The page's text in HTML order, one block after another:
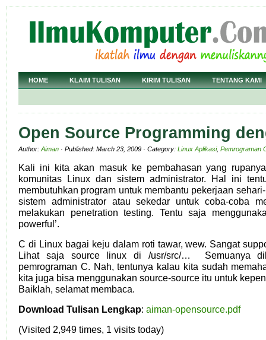
HOME KLAIM TULISAN KIRIM TULISAN TENTANG KAMI
Open Source Programming
Author: Aiman · Published: March 23, 2009 · Category: Linux Aplikasi, Pemrograman
Kali ini kita akan masuk ke pembahasan yang
komunitas Linux dan sistem administrator. Hal ini
membutuhkan program untuk membantu pekerjaan
sistem administrator atau sekedar untuk coba-coba
melakukan penetration testing. Tentu saja
powerful’.
C di Linux bagai keju dalam roti tawar, wew. Sangat
Lihat saja source linux di /usr/src/… Semuanya
pemrograman C. Nah, tentunya kalau kita sudah
kita juga bisa menggunakan source-source itu untuk
Baiklah, selamat membaca.
Download Tulisan Lengkap: aiman-opensource.pdf
(Visited 2,949 times, 1 visits today)